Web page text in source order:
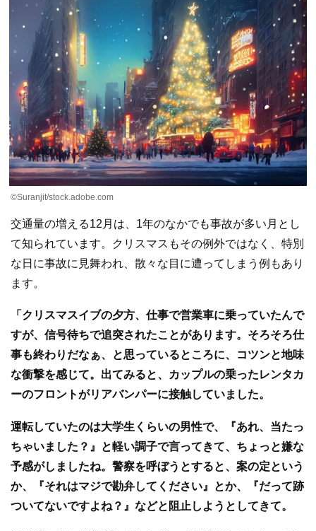
©Suranjit/stock.adobe.com
交通量の増える12月は、1年のなかでも事故が多い月とし
て知られています。クリスマスもその例外ではなく、特別
な日に事故に見舞われ、散々な目に遭ってしまう例もあり
ます。
「クリスマスイブの夕方、仕事で営業車に乗っていたんで
すが、信号待ちで追突されたことがあります。そろそろ仕
事も終わりだなぁ、と思っているところに、コツンと地味
な衝撃を感じて。出てみると、カップルの乗ったレンタカ
ーのフロントがリアバンパーに接触していました。
運転していたのは大学生くらいの男性で、『あれ、当たっ
ちゃいました？』と軽い調子で言ってきて、ちょっと嫌な
予感がしましたね。警察を呼ぼうとすると、案の定という
か、『それはマジで勘弁してください』とか、『だって跡
ついてないですよね？』などと阻止しようとしてきて。